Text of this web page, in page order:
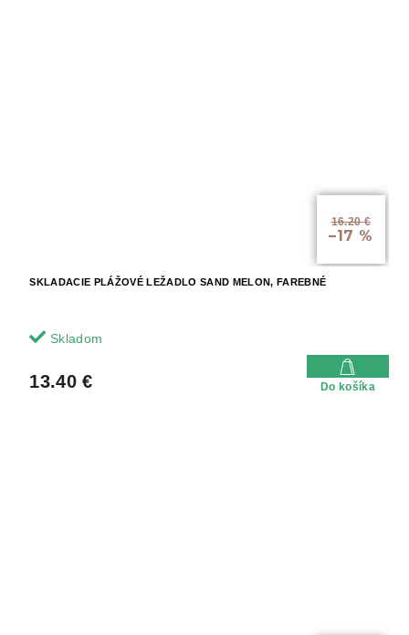
16.20 €
–17 %
SKLADACIE PLÁŽOVÉ LEŽADLO SAND MELON, FAREBNÉ
Skladom
13.40 € Do košíka